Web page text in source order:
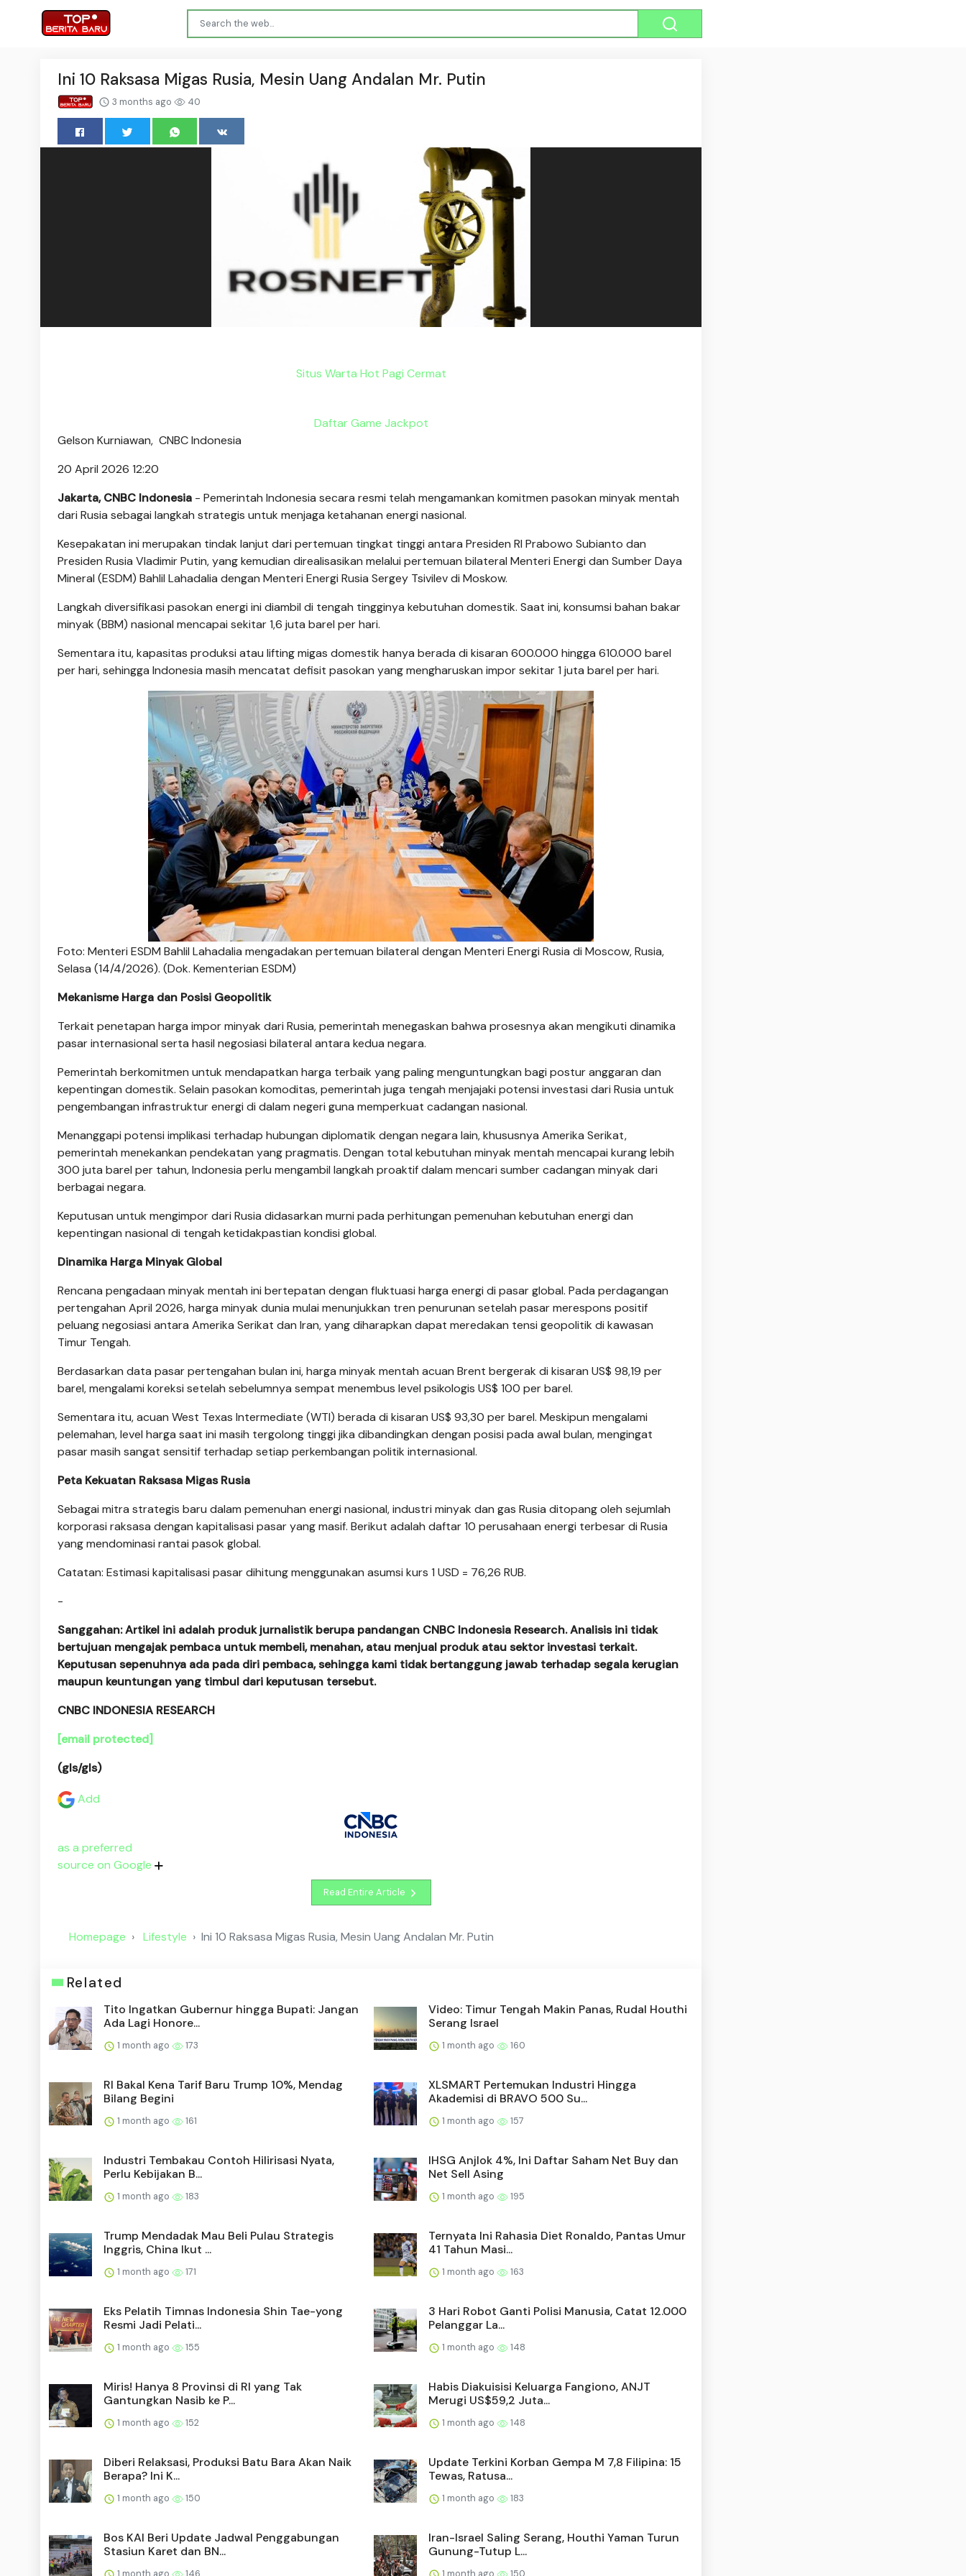
Ini 10 Raksasa Migas Rusia, Mesin Uang Andalan Mr. Putin
3 months ago 40
Situs Warta Hot Pagi Cermat
Daftar Game Jackpot
Gelson Kurniawan, CNBC Indonesia
20 April 2026 12:20
Jakarta, CNBC Indonesia - Pemerintah Indonesia secara resmi telah mengamankan komitmen pasokan minyak mentah
dari Rusia sebagai langkah strategis untuk menjaga ketahanan energi nasional.
Kesepakatan ini merupakan tindak lanjut dari pertemuan tingkat tinggi antara Presiden RI Prabowo Subianto dan
Presiden Rusia Vladimir Putin, yang kemudian direalisasikan melalui pertemuan bilateral Menteri Energi dan Sumber Daya
Mineral (ESDM) Bahlil Lahadalia dengan Menteri Energi Rusia Sergey Tsivilev di Moskow.
Langkah diversifikasi pasokan energi ini diambil di tengah tingginya kebutuhan domestik. Saat ini, konsumsi bahan bakar
minyak (BBM) nasional mencapai sekitar 1,6 juta barel per hari.
Sementara itu, kapasitas produksi atau lifting migas domestik hanya berada di kisaran 600.000 hingga 610.000 barel
per hari, sehingga Indonesia masih mencatat defisit pasokan yang mengharuskan impor sekitar 1 juta barel per hari.
Foto: Menteri ESDM Bahlil Lahadalia mengadakan pertemuan bilateral dengan Menteri Energi Rusia di Moscow, Rusia,
Selasa (14/4/2026). (Dok. Kementerian ESDM)
Mekanisme Harga dan Posisi Geopolitik
Terkait penetapan harga impor minyak dari Rusia, pemerintah menegaskan bahwa prosesnya akan mengikuti dinamika
pasar internasional serta hasil negosiasi bilateral antara kedua negara.
Pemerintah berkomitmen untuk mendapatkan harga terbaik yang paling menguntungkan bagi postur anggaran dan
kepentingan domestik. Selain pasokan komoditas, pemerintah juga tengah menjajaki potensi investasi dari Rusia untuk
pengembangan infrastruktur energi di dalam negeri guna memperkuat cadangan nasional.
Menanggapi potensi implikasi terhadap hubungan diplomatik dengan negara lain, khususnya Amerika Serikat,
pemerintah menekankan pendekatan yang pragmatis. Dengan total kebutuhan minyak mentah mencapai kurang lebih
300 juta barel per tahun, Indonesia perlu mengambil langkah proaktif dalam mencari sumber cadangan minyak dari
berbagai negara.
Keputusan untuk mengimpor dari Rusia didasarkan murni pada perhitungan pemenuhan kebutuhan energi dan
kepentingan nasional di tengah ketidakpastian kondisi global.
Dinamika Harga Minyak Global
Rencana pengadaan minyak mentah ini bertepatan dengan fluktuasi harga energi di pasar global. Pada perdagangan
pertengahan April 2026, harga minyak dunia mulai menunjukkan tren penurunan setelah pasar merespons positif
peluang negosiasi antara Amerika Serikat dan Iran, yang diharapkan dapat meredakan tensi geopolitik di kawasan
Timur Tengah.
Berdasarkan data pasar pertengahan bulan ini, harga minyak mentah acuan Brent bergerak di kisaran US$ 98,19 per
barel, mengalami koreksi setelah sebelumnya sempat menembus level psikologis US$ 100 per barel.
Sementara itu, acuan West Texas Intermediate (WTI) berada di kisaran US$ 93,30 per barel. Meskipun mengalami
pelemahan, level harga saat ini masih tergolong tinggi jika dibandingkan dengan posisi pada awal bulan, mengingat
pasar masih sangat sensitif terhadap setiap perkembangan politik internasional.
Peta Kekuatan Raksasa Migas Rusia
Sebagai mitra strategis baru dalam pemenuhan energi nasional, industri minyak dan gas Rusia ditopang oleh sejumlah
korporasi raksasa dengan kapitalisasi pasar yang masif. Berikut adalah daftar 10 perusahaan energi terbesar di Rusia
yang mendominasi rantai pasok global.
Catatan: Estimasi kapitalisasi pasar dihitung menggunakan asumsi kurs 1 USD = 76,26 RUB.
-
Sanggahan: Artikel ini adalah produk jurnalistik berupa pandangan CNBC Indonesia Research. Analisis ini tidak
bertujuan mengajak pembaca untuk membeli, menahan, atau menjual produk atau sektor investasi terkait.
Keputusan sepenuhnya ada pada diri pembaca, sehingga kami tidak bertanggung jawab terhadap segala kerugian
maupun keuntungan yang timbul dari keputusan tersebut.
CNBC INDONESIA RESEARCH
[email protected]
(gls/gls)
Add
as a preferred
source on Google
Read Entire Article
Homepage Lifestyle Ini 10 Raksasa Migas Rusia, Mesin Uang Andalan Mr. Putin
Related
Tito Ingatkan Gubernur hingga Bupati: Jangan
Ada Lagi Honore...
1 month ago 173
Video: Timur Tengah Makin Panas, Rudal Houthi
Serang Israel
1 month ago 160
RI Bakal Kena Tarif Baru Trump 10%, Mendag
Bilang Begini
1 month ago 161
XLSMART Pertemukan Industri Hingga
Akademisi di BRAVO 500 Su...
1 month ago 157
Industri Tembakau Contoh Hilirisasi Nyata,
Perlu Kebijakan B...
1 month ago 183
IHSG Anjlok 4%, Ini Daftar Saham Net Buy dan
Net Sell Asing
1 month ago 195
Trump Mendadak Mau Beli Pulau Strategis
Inggris, China Ikut ...
1 month ago 171
Ternyata Ini Rahasia Diet Ronaldo, Pantas Umur
41 Tahun Masi...
1 month ago 163
Eks Pelatih Timnas Indonesia Shin Tae-yong
Resmi Jadi Pelati...
1 month ago 155
3 Hari Robot Ganti Polisi Manusia, Catat 12.000
Pelanggar La...
1 month ago 148
Miris! Hanya 8 Provinsi di RI yang Tak
Gantungkan Nasib ke P...
1 month ago 152
Habis Diakuisisi Keluarga Fangiono, ANJT
Merugi US$59,2 Juta...
1 month ago 148
Diberi Relaksasi, Produksi Batu Bara Akan Naik
Berapa? Ini K...
1 month ago 150
Update Terkini Korban Gempa M 7,8 Filipina: 15
Tewas, Ratusa...
1 month ago 183
Bos KAI Beri Update Jadwal Penggabungan
Stasiun Karet dan BN...
1 month ago 146
Iran-Israel Saling Serang, Houthi Yaman Turun
Gunung-Tutup L...
1 month ago 150